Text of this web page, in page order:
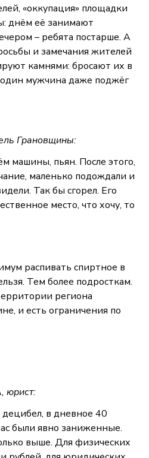
«оккупация» площадки
днём её занимают
– ребята постарше. А
и замечания жителей
камнями: бросают их в
мужчина даже поджёг
Грановщины:
машины, пьян. После этого,
маленько подождали и
Так бы сгорел. Его
место, что хочу, то
распивать спиртное в
Тем более подросткам.
региона
и есть ограничения по
в дневное 40
были явно заниженные.
выше. Для физических